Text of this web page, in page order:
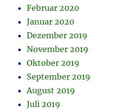
Februar 2020
Januar 2020
Dezember 2019
November 2019
Oktober 2019
September 2019
August 2019
Juli 2019